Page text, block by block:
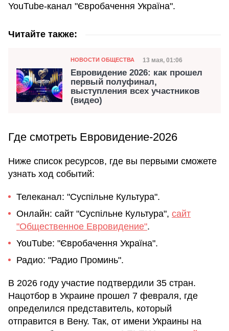
YouTube-канал "Євробачення Україна".
Читайте также:
Категория
НОВОСТИ ОБЩЕСТВА Дата публикации
13 мая, 01:06
Евровидение 2026: как прошел
первый полуфинал,
выступления всех участников
(видео)
Где смотреть Евровидение-2026
Ниже список ресурсов, где вы первыми сможете
узнать ход событий:
Телеканал: "Суспільне Культура".
Онлайн: сайт "Суспільне Культура", сайт
"Общественное Евровидение".
YouTube: "Євробачення Україна".
Радио: "Радио Проминь".
В 2026 году участие подтвердили 35 стран.
Нацотбор в Украине прошел 7 февраля, где
определился представитель, который
отправится в Вену. Так, от имени Украины на